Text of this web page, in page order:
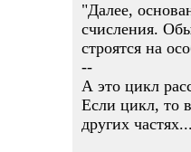
"Далее,
счисления.
строятся на
--
А это цикл
Если цикл, то
других частях...